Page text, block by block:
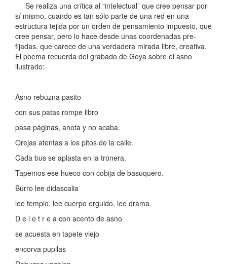
Se realiza una crítica al “intelectual” que cree pensar por
sí mismo, cuando es tan sólo parte de una red en una
estructura tejida por un orden de pensamiento impuesto, que
cree pensar, pero lo hace desde unas coordenadas pre-
fijadas, que carece de una verdadera mirada libre, creativa.
El poema recuerda del grabado de Goya sobre el asno
ilustrado:
Asno rebuzna pasito
con sus patas rompe libro
pasa páginas, anota y no acaba.
Orejas atentas a los pitos de la calle.
Cada bus se aplasta en la tronera.
Tapemos ese hueco con cobija de basuquero.
Burro lee didascalia
lee templo, lee cuerpo erguido, lee drama.
D e l e t r e a con acento de asno
se acuesta en tapete viejo
encorva pupilas